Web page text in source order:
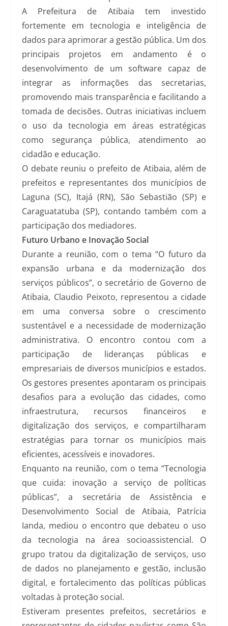
A Prefeitura de Atibaia tem investido
fortemente em tecnologia e inteligência de
dados para aprimorar a gestão pública. Um dos
principais projetos em andamento é o
desenvolvimento de um software capaz de
integrar as informações das secretarias,
promovendo mais transparência e facilitando a
tomada de decisões. Outras iniciativas incluem
o uso da tecnologia em áreas estratégicas
como segurança pública, atendimento ao
cidadão e educação.
O debate reuniu o prefeito de Atibaia, além de
prefeitos e representantes dos municípios de
Laguna (SC), Itajá (RN), São Sebastião (SP) e
Caraguatatuba (SP), contando também com a
participação dos mediadores.
Futuro Urbano e Inovação Social
Durante a reunião, com o tema “O futuro da
expansão urbana e da modernização dos
serviços públicos”, o secretário de Governo de
Atibaia, Claudio Peixoto, representou a cidade
em uma conversa sobre o crescimento
sustentável e a necessidade de modernização
administrativa. O encontro contou com a
participação de lideranças públicas e
empresariais de diversos municípios e estados.
Os gestores presentes apontaram os principais
desafios para a evolução das cidades, como
infraestrutura, recursos financeiros e
digitalização dos serviços, e compartilharam
estratégias para tornar os municípios mais
eficientes, acessíveis e inovadores.
Enquanto na reunião, com o tema “Tecnologia
que cuida: inovação a serviço de políticas
públicas”, a secretária de Assistência e
Desenvolvimento Social de Atibaia, Patrícia
Ianda, mediou o encontro que debateu o uso
da tecnologia na área socioassistencial. O
grupo tratou da digitalização de serviços, uso
de dados no planejamento e gestão, inclusão
digital, e fortalecimento das políticas públicas
voltadas à proteção social.
Estiveram presentes prefeitos, secretários e